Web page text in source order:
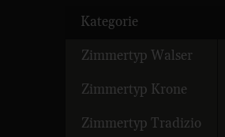
Kategorie
Zimmertyp Walser
Zimmertyp Krone
Zimmertyp Tradizio